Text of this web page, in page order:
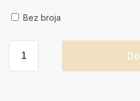
Bez broja